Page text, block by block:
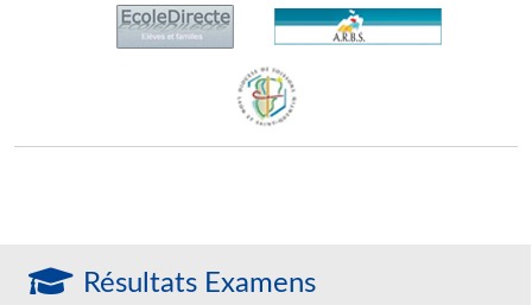
Résultats Examens